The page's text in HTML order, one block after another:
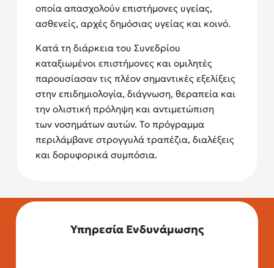
οποία απασχολούν επιστήμονες υγείας,
ασθενείς, αρχές δημόσιας υγείας και κοινό.
Κατά τη διάρκεια του Συνεδρίου
καταξιωμένοι επιστήμονες και ομιλητές
παρουσίασαν τις πλέον σημαντικές εξελίξεις
στην επιδημιολογία, διάγνωση, θεραπεία και
την ολιστική πρόληψη και αντιμετώπιση
των νοσημάτων αυτών. Το πρόγραμμα
περιλάμβανε στρογγυλά τραπέζια, διαλέξεις
και δορυφορικά συμπόσια.
Υπηρεσία Ενδυνάμωσης